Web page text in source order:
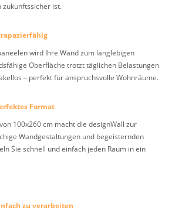
zukunftssicher ist.
wird Ihre Wand zum langlebigen
Oberfläche trotzt täglichen Belastungen
– perfekt für anspruchsvolle Wohnräume.
Format
100x260 cm macht die designWall zur
Wandgestaltungen und begeisternden
Sie schnell und einfach jeden Raum in ein
zu verarbeiten